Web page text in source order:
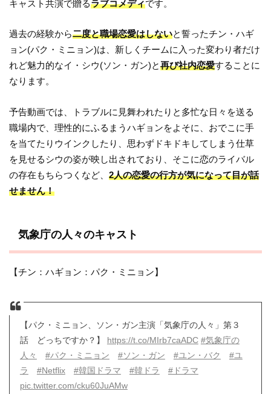
キャスト共演で贈るラブコメディです。
過去の経験から二度と職場恋愛はしないと誓ったチン・ハギ
ョン(パク・ミニョン)は、新しくチームに入った変わり者だけ
れど魅力的なイ・シウ(ソン・ガン)と再び社内恋愛することに
なります。
予告動画では、トラブルに見舞われたりと多忙な日々を送る
職場内で、理性的にふるまうハギョンをよそに、おでこに手
を当てたりウインクしたり、思わずドキドキしてしまう仕草
を見せるシウの姿が映し出されており、そこに恋のライバル
の存在もちらつくなど、2人の恋愛の行方が気になって目が話
せません！
気象庁の人々のキャスト
【チン：ハギョン：パク・ミニョン】
【パク・ミニョン、ソン・ガン主演「気象庁の人々」第３
話 どっちですか？】 https://t.co/MIrb7caADC #気象庁の
人々
#パク・ミニョン #ソン・ガン #ユン・バク
#ユ
ラ
#Netflix #韓国ドラマ #韓ドラ
#ドラマ
pic.twitter.com/cku60JuAMw